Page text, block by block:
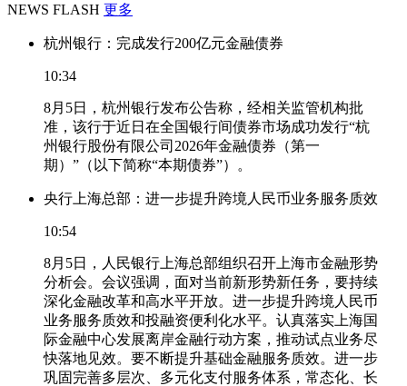
NEWS FLASH 更多
杭州银行：完成发行200亿元金融债券
10:34
8月5日，杭州银行发布公告称，经相关监管机构批
准，该行于近日在全国银行间债券市场成功发行“杭
州银行股份有限公司2026年金融债券（第一
期）”（以下简称“本期债券”）。
央行上海总部：进一步提升跨境人民币业务服务质效
10:54
8月5日，人民银行上海总部组织召开上海市金融形势
分析会。会议强调，面对当前新形势新任务，要持续
深化金融改革和高水平开放。进一步提升跨境人民币
业务服务质效和投融资便利化水平。认真落实上海国
际金融中心发展离岸金融行动方案，推动试点业务尽
快落地见效。要不断提升基础金融服务质效。进一步
巩固完善多层次、多元化支付服务体系，常态化、长